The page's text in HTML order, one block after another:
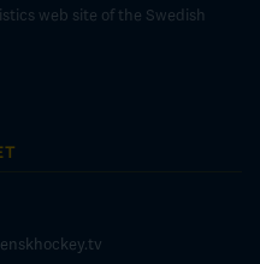
web site of the Swedish